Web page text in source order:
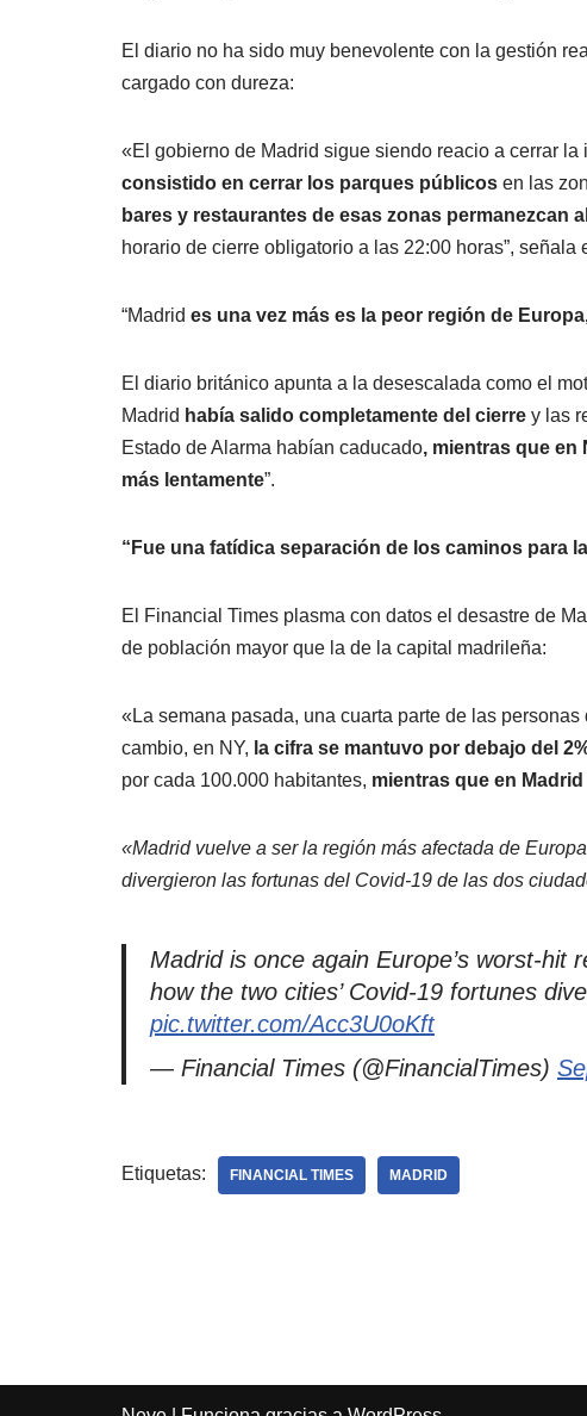
El diario no ha sido muy benevolente con la gestión
cargado con dureza:
«El gobierno de Madrid sigue siendo reacio a cerrar la
consistido en cerrar los parques públicos en las
bares y restaurantes de esas zonas permanezcan
horario de cierre obligatorio a las 22:00 horas”, señala
“Madrid es una vez más es la peor región de
El diario británico apunta a la desescalada como el
Madrid había salido completamente del cierre y las
Estado de Alarma habían caducado, mientras que en
más lentamente”.
“Fue una fatídica separación de los caminos para
El Financial Times plasma con datos el desastre de
de población mayor que la de la capital madrileña:
«La semana pasada, una cuarta parte de las
cambio, en NY, la cifra se mantuvo por debajo del
por cada 100.000 habitantes, mientras que en Madrid
«Madrid vuelve a ser la región más afectada de
divergieron las fortunas del Covid-19 de las dos
Madrid is once again Europe’s worst-hit
how the two cities’ Covid-19 fortunes
pic.twitter.com/Acc3U0oKft
— Financial Times (@FinancialTimes)
Etiquetas: FINANCIAL TIMES MADRID